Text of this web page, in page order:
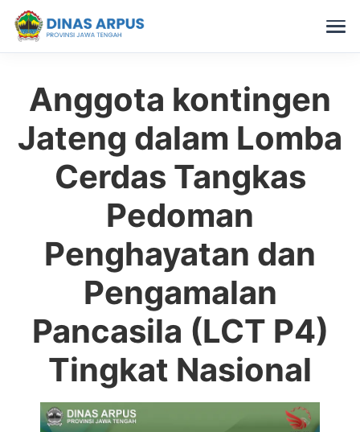
content
Anggota kontingen
Jateng dalam Lomba
Cerdas Tangkas
Pedoman
Penghayatan dan
Pengamalan
Pancasila (LCT P4)
Tingkat Nasional